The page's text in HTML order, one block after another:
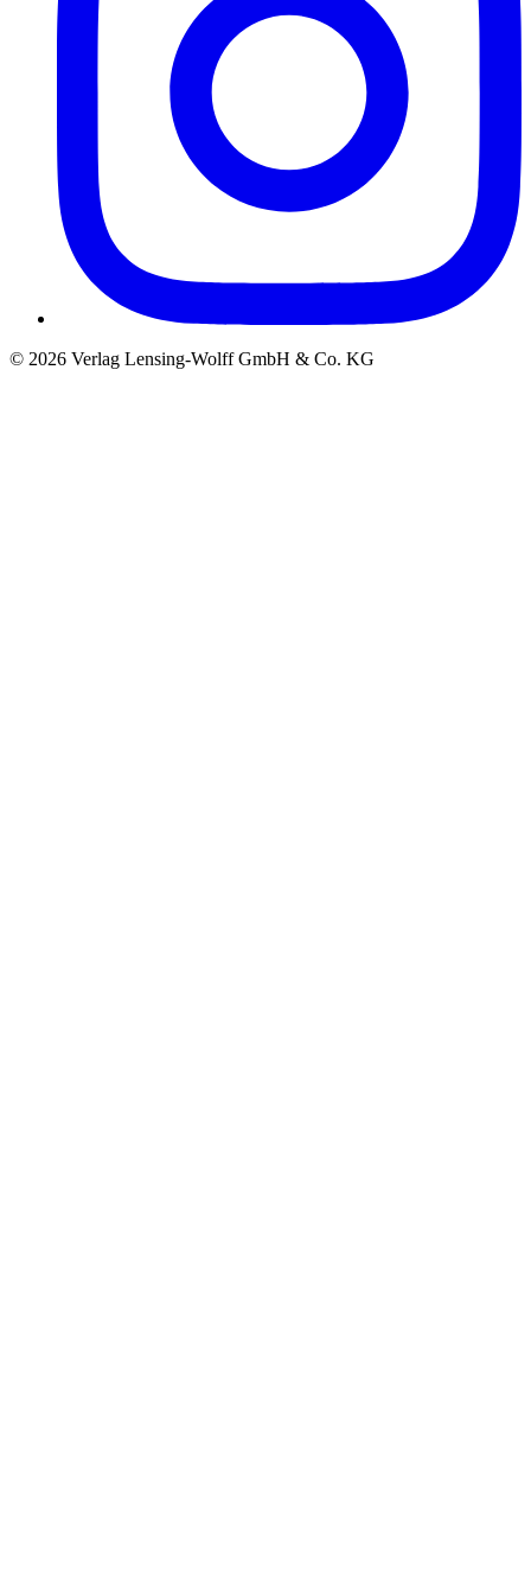
© 2026 Verlag Lensing-Wolff GmbH & Co. KG